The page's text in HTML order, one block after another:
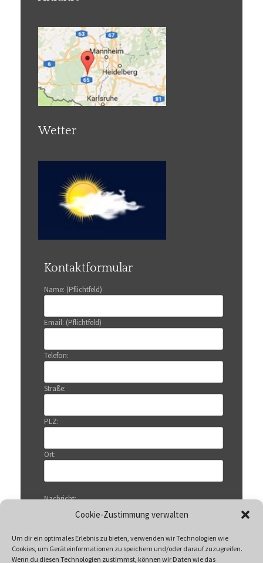
Cookie-Zustimmung verwalten
Um dir ein optimales Erlebnis zu bieten, verwenden wir Technologien wie
Cookies, um Geräteinformationen zu speichern und/oder darauf zuzugreifen.
Wenn du diesen Technologien zustimmst, können wir Daten wie das
Wetter
Kontaktformular
Name: (Pflichtfeld)
Email: (Pflichtfeld)
Telefon:
Straße:
PLZ:
Ort:
Nachricht: